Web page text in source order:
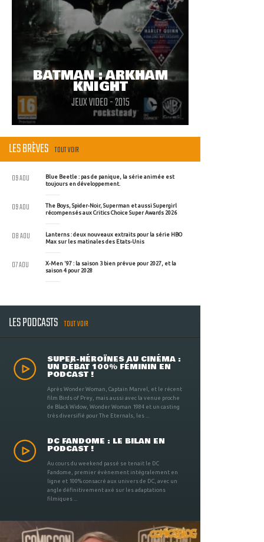
BATMAN : ARKHAM
KNIGHT
JEUX VIDEO - 2015
LES BRÈVES TOUT VOIR
Blue Beetle : pas de panique, la série animée est
toujours en développement.
09 AOU
The Boys, Spider-Noir, Superman et aussi Supergirl
récompensés aux Critics Choice Super Awards 2026
09 AOU
Lanterns : deux nouveaux extraits pour la série HBO
Max sur les matinales des Etats-Unis
08 AOU
X-Men '97 : la saison 3 bien prévue pour 2027, et la
saison 4 pour 2028
07 AOU
LES PODCASTS TOUT VOIR
SUPER-HÉROÏNES AU CINÉMA :
UN DÉBAT 100% FÉMININ EN
PODCAST !
Après Wonder Woman, Captain Marvel, et le récent
film Birds of Prey, mais aussi avec la venue proche
de Black Widow, Wonder Woman 1984 et un casting
très diversifié pour The Eternals, les ...
DC FANDOME : LE BILAN EN
PODCAST !
Au cours du weekend passé se tenait le DC
Fandome, premier évènement intégralement en
ligne et 100% consacré aux univers de DC, avec un
angle définitivement axé sur les adaptations
filmiques ...